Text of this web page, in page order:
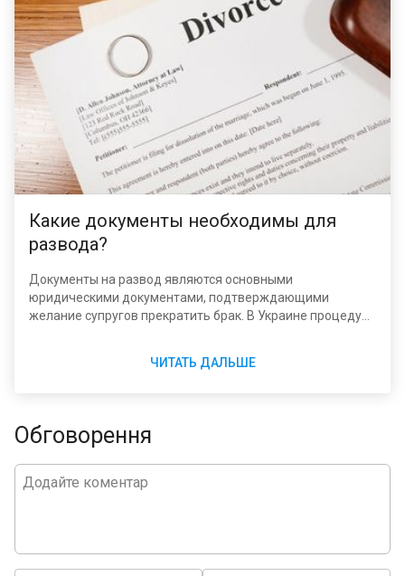
Какие документы необходимы для
развода?
Документы на развод являются основными
юридическими документами, подтверждающими
желание супругов прекратить брак. В Украине процедура
законами. Если вы планируете развод, необходимо
ЧИТАТЬ ДАЛЬШЕ
Обговорення